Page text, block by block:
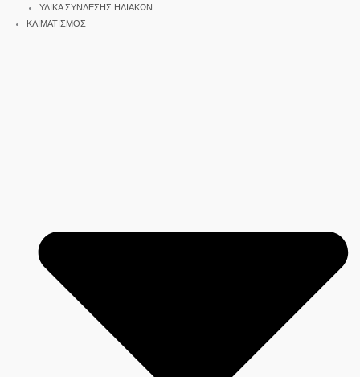
ΥΛΙΚΑ ΣΥΝΔΕΣΗΣ ΗΛΙΑΚΩΝ
ΚΛΙΜΑΤΙΣΜΟΣ